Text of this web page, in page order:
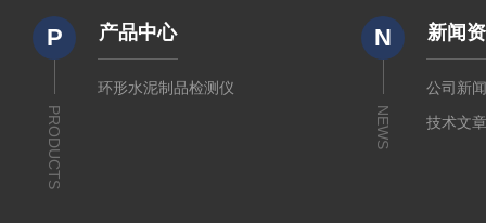
P
PRODUCTS
产品中心
环形水泥制品检测仪
N
NEWS
新闻
公司新
技术文